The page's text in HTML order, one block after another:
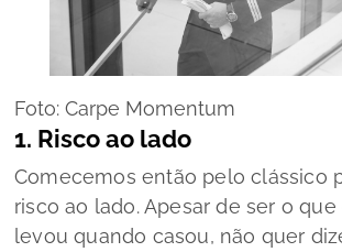
Foto: Carpe Momentum
1. Risco ao lado
Comecemos então pelo clássico
risco ao lado. Apesar de ser o
levou quando casou, não quer